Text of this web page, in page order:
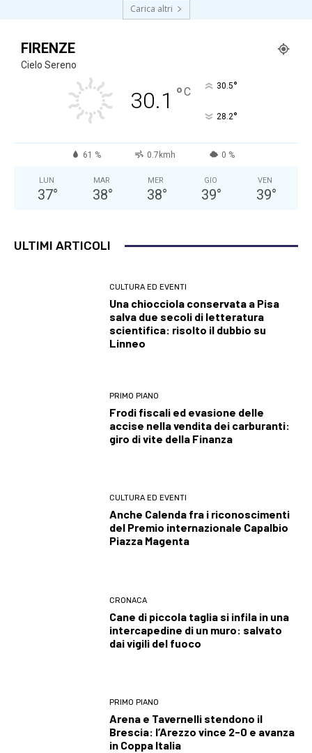
Carica altri
FIRENZE
Cielo Sereno
30.1 °C 30.5°
28.2°
61 % 0.7kmh 0 %
LUN
37°
MAR
38°
MER
38°
GIO
39°
VEN
39°
ULTIMI ARTICOLI
CULTURA ED EVENTI
Una chiocciola conservata a Pisa
salva due secoli di letteratura
scientifica: risolto il dubbio su
Linneo
PRIMO PIANO
Frodi fiscali ed evasione delle
accise nella vendita dei carburanti:
giro di vite della Finanza
CULTURA ED EVENTI
Anche Calenda fra i riconoscimenti
del Premio internazionale Capalbio
Piazza Magenta
CRONACA
Cane di piccola taglia si infila in una
intercapedine di un muro: salvato
dai vigili del fuoco
PRIMO PIANO
Arena e Tavernelli stendono il
Brescia: l’Arezzo vince 2-0 e avanza
in Coppa Italia